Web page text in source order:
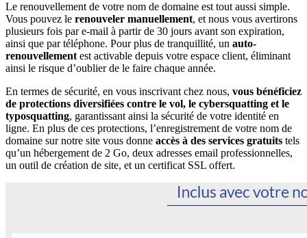
Le renouvellement de votre nom de domaine est tout aussi simple.
Vous pouvez le renouveler manuellement, et nous vous avertirons
plusieurs fois par e-mail à partir de 30 jours avant son expiration,
ainsi que par téléphone. Pour plus de tranquillité, un auto-
renouvellement est activable depuis votre espace client, éliminant
ainsi le risque d’oublier de le faire chaque année.
En termes de sécurité, en vous inscrivant chez nous, vous bénéficiez
de protections diversifiées contre le vol, le cybersquatting et le
typosquatting, garantissant ainsi la sécurité de votre identité en
ligne. En plus de ces protections, l’enregistrement de votre nom de
domaine sur notre site vous donne accès à des services gratuits tels
qu’un hébergement de 2 Go, deux adresses email professionnelles,
un outil de création de site, et un certificat SSL offert.